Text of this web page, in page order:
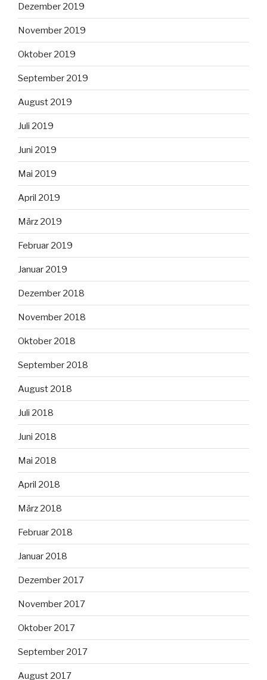
Dezember 2019
November 2019
Oktober 2019
September 2019
August 2019
Juli 2019
Juni 2019
Mai 2019
April 2019
März 2019
Februar 2019
Januar 2019
Dezember 2018
November 2018
Oktober 2018
September 2018
August 2018
Juli 2018
Juni 2018
Mai 2018
April 2018
März 2018
Februar 2018
Januar 2018
Dezember 2017
November 2017
Oktober 2017
September 2017
August 2017